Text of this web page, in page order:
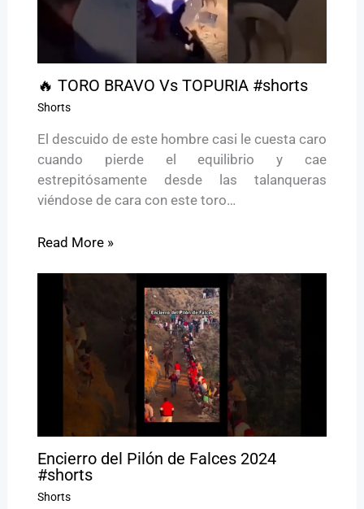
🔥 TORO BRAVO Vs TOPURIA #shorts
Shorts
El descuido de este hombre casi le cuesta caro
cuando pierde el equilibrio y cae
estrepitósamente desde las talanqueras
viéndose de cara con este toro…
Read More »
Encierro del Pilón de Falces 2024
#shorts
Shorts